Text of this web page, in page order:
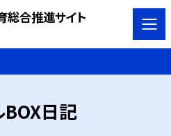
総合推進サイト
BOX日記